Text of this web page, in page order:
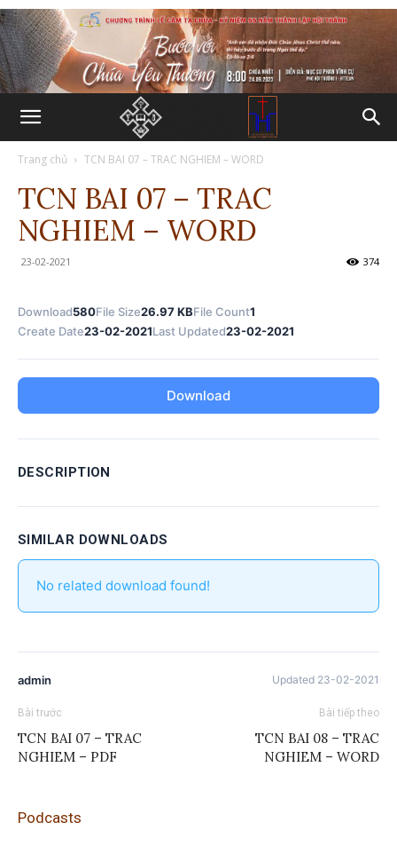
Trang chủ TCN BAI 07 – TRAC NGHIEM – WORD
TCN BAI 07 – TRAC
NGHIEM – WORD
23-02-2021 374
Download580File Size26.97 KBFile Count1
Create Date23-02-2021Last Updated23-02-2021
Download
DESCRIPTION
SIMILAR DOWNLOADS
No related download found!
admin Updated 23-02-2021
Bài trước
TCN BAI 07 – TRAC
NGHIEM – PDF
Bài tiếp theo
TCN BAI 08 – TRAC
NGHIEM – WORD
Podcasts